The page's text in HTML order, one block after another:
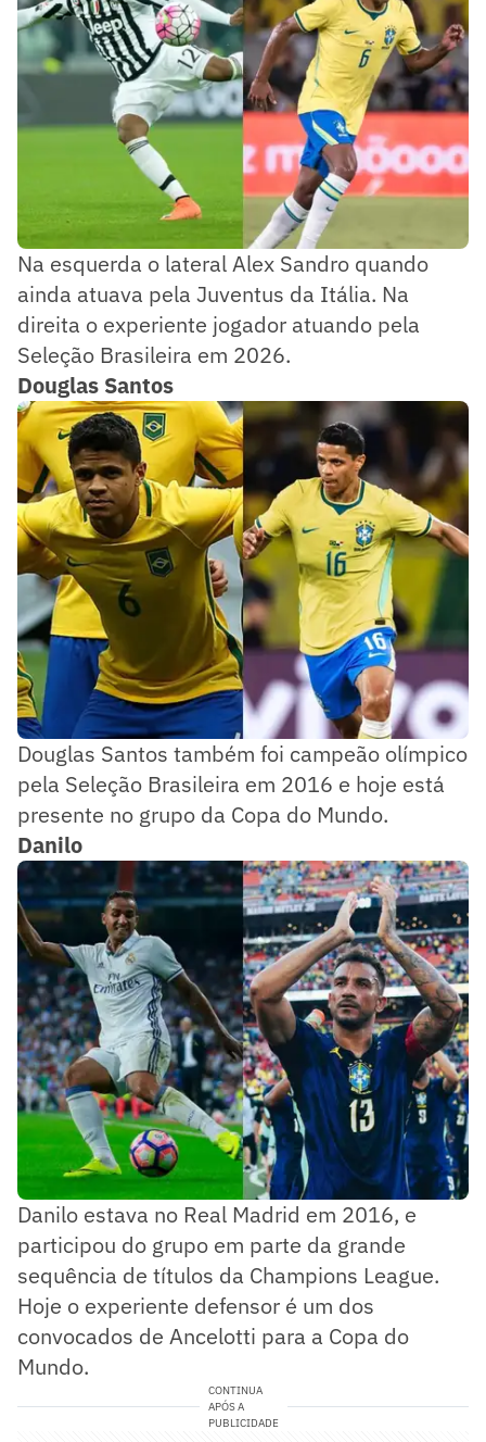
Na esquerda o lateral Alex Sandro quando
ainda atuava pela Juventus da Itália. Na
direita o experiente jogador atuando pela
Seleção Brasileira em 2026.
Douglas Santos
Douglas Santos também foi campeão olímpico
pela Seleção Brasileira em 2016 e hoje está
presente no grupo da Copa do Mundo.
Danilo
Danilo estava no Real Madrid em 2016, e
participou do grupo em parte da grande
sequência de títulos da Champions League.
Hoje o experiente defensor é um dos
convocados de Ancelotti para a Copa do
Mundo.
CONTINUA
APÓS A
PUBLICIDADE